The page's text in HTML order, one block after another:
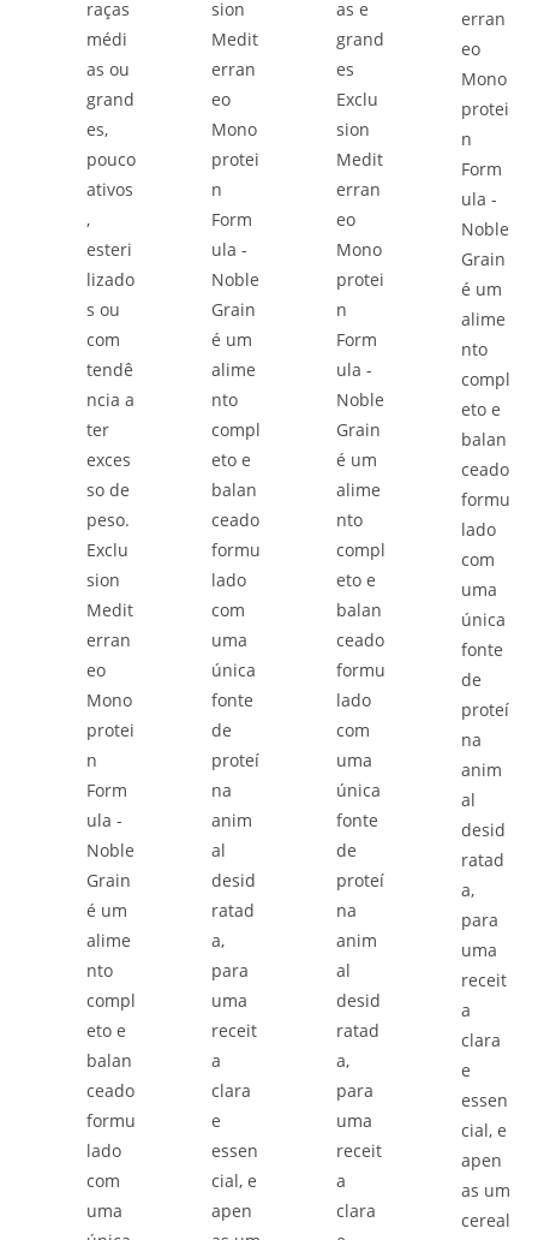
raças
médi
as ou
grand
es,
pouco
ativos
,
esteri
lizado
s ou
com
tendê
ncia a
ter
exces
so de
peso.
Exclu
sion
Medit
erran
eo
Mono
protei
n
Form
ula -
Noble
Grain
é um
alime
nto
compl
eto e
balan
ceado
formu
lado
com
uma
sion
Medit
erran
eo
Mono
protei
n
Form
ula -
Noble
Grain
é um
alime
nto
compl
eto e
balan
ceado
formu
lado
com
uma
única
fonte
de
proteí
na
anim
al
desid
ratad
a,
para
uma
receit
a
clara
e
essen
cial, e
apen
as e
grand
es
Exclu
sion
Medit
erran
eo
Mono
protei
n
Form
ula -
Noble
Grain
é um
alime
nto
compl
eto e
balan
ceado
formu
lado
com
uma
única
fonte
de
proteí
na
anim
al
desid
ratad
a,
para
uma
receit
a
clara
erran
eo
Mono
protei
n
Form
ula -
Noble
Grain
é um
alime
nto
compl
eto e
balan
ceado
formu
lado
com
uma
única
fonte
de
proteí
na
anim
al
desid
ratad
a,
para
uma
receit
a
clara
e
essen
cial, e
apen
as um
cereal